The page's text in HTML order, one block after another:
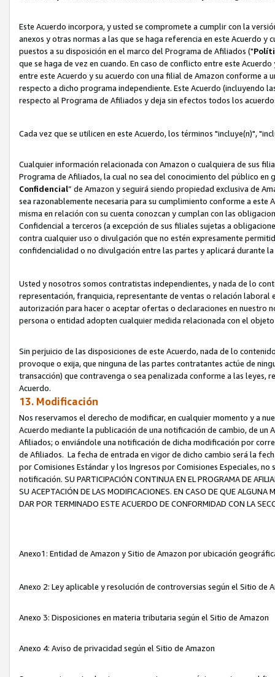
Este Acuerdo incorpora, y usted se compromete a cumplir con la
anexos y otras normas a las que se haga referencia en este Acuerdo
puestos a su disposición en el marco del Programa de Afiliados ("
que se haga de vez en cuando. En caso de conflicto entre este
entre este Acuerdo y su acuerdo con una filial de Amazon conforme
respecto a dicho programa independiente. Este Acuerdo (incluyendo
respecto al Programa de Afiliados y deja sin efectos todos los
Cada vez que se utilicen en este Acuerdo, los términos "incluye(n)",
Cualquier información relacionada con Amazon o cualquiera de sus
Programa de Afiliados, la cual no sea del conocimiento del público
Confidencial” de Amazon y seguirá siendo propiedad exclusiva de
sea razonablemente necesaria para su cumplimiento conforme a
misma en relación con su cuenta conozcan y cumplan con las
Confidencial a terceros (a excepción de sus filiales sujetas a
contra cualquier uso o divulgación que no estén expresamente
confidencialidad o no divulgación entre las partes y aplicará durante
Usted y nosotros somos contratistas independientes, y nada de lo
representación, franquicia, representante de ventas o relación
autorización para hacer o aceptar ofertas o declaraciones en nuestro
persona o entidad adopten cualquier medida relacionada con el
Sin perjuicio de las disposiciones de este Acuerdo, nada de lo
provoque o exija, que ninguna de las partes contratantes actúe de
transacción) que contravenga o sea penalizada conforme a las leyes,
Acuerdo.
13. Modificación
Nos reservamos el derecho de modificar, en cualquier momento y a
Acuerdo mediante la publicación de una notificación de cambio, de
Afiliados; o enviándole una notificación de dicha modificación por
de Afiliados. La fecha de entrada en vigor de dicho cambio será la
por Comisiones Estándar y los Ingresos por Comisiones Especiales,
notificación. SU PARTICIPACIÓN CONTINUA EN EL PROGRAMA DE
SU ACEPTACIÓN DE LAS MODIFICACIONES. EN CASO DE QUE ALGUNA
DAR POR TERMINADO ESTE ACUERDO DE CONFORMIDAD CON LA
Anexo1: Entidad de Amazon y Sitio de Amazon por ubicación
Anexo 2: Ley aplicable y resolución de controversias según el Sitio de
Anexo 3: Disposiciones en materia tributaria según el Sitio de Amazon
Anexo 4: Aviso de privacidad según el Sitio de Amazon